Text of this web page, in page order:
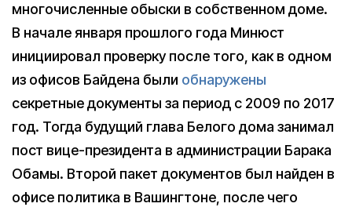
многочисленные обыски в собственном доме.
В начале января прошлого года Минюст
инициировал проверку после того, как в одном
из офисов Байдена были обнаружены
секретные документы за период с 2009 по 2017
год. Тогда будущий глава Белого дома занимал
пост вице-президента в администрации Барака
Обамы. Второй пакет документов был найден в
офисе политика в Вашингтоне, после чего